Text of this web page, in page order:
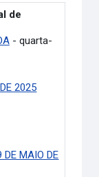
de
- quarta-
2025
DE MAIO DE